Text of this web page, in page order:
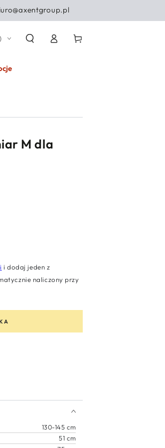
Koszyk
M dla
i dodaj jeden z
naliczony przy
130-145 cm
51 cm